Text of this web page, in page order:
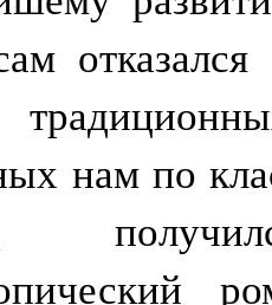
нам по